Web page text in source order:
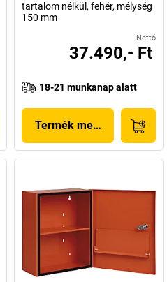
tartalom nélkül, fehér, mélység
150 mm
Nettó
37.490,- Ft
18-21 munkanap alatt
Termék megjelenítése